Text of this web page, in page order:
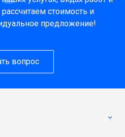
стоимость и
предложение!
вопрос